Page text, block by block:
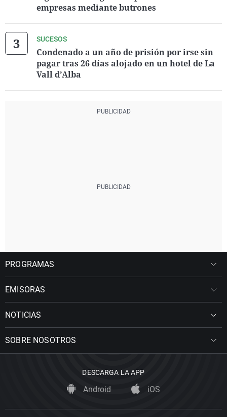
empresas mediante butrones
SUCESOS
Condenado a un año de prisión por irse sin
pagar tras 26 días alojado en un hotel de La
Vall d’Alba
PROGRAMAS
EMISORAS
NOTICIAS
SOBRE NOSOTROS
DESCARGA LA APP
Android iOS